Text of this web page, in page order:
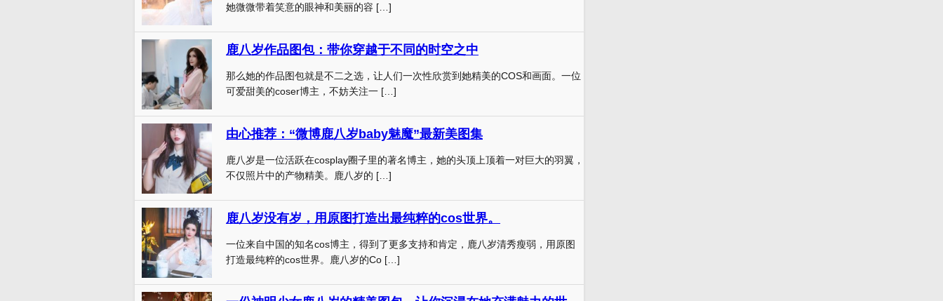
她微微带着笑意的眼神和美丽的容 […]
鹿八岁作品图包：带你穿越于不同的时空之中
那么她的作品图包就是不二之选，让人们一次性欣赏到她精美的COS和画面。一位
可爱甜美的coser博主，不妨关注一 […]
由心推荐：“微博鹿八岁baby魅魔”最新美图集
鹿八岁是一位活跃在cosplay圈子里的著名博主，她的头顶上顶着一对巨大的羽翼，
不仅照片中的产物精美。鹿八岁的 […]
鹿八岁没有岁，用原图打造出最纯粹的cos世界。
一位来自中国的知名cos博主，得到了更多支持和肯定，鹿八岁清秀瘦弱，用原图
打造最纯粹的cos世界。鹿八岁的Co […]